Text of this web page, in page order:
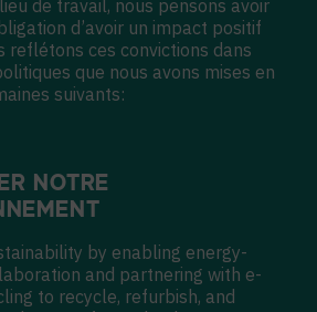
de travail, nous pensons avoir
d’avoir un impact positif
reflétons ces convictions dans
que nous avons mises en
suivants:
NOTRE
by enabling energy-
and partnering with e-
to recycle, refurbish, and